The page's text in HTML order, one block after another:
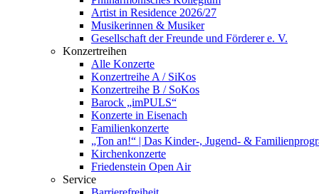
Artist in Residence 2026/27
Musikerinnen & Musiker
Gesellschaft der Freunde und Förderer e. V.
Konzertreihen
Alle Konzerte
Konzertreihe A / SiKos
Konzertreihe B / SoKos
Barock „imPULS“
Konzerte in Eisenach
Familienkonzerte
„Ton an!“ | Das Kinder-, Jugend- &
Kirchenkonzerte
Friedenstein Open Air
Service